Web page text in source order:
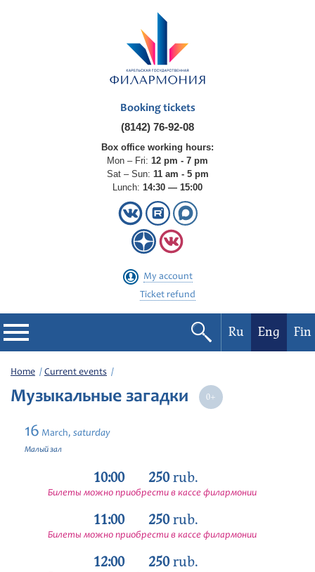
Booking tickets
(8142) 76-92-08
Box office working hours:
Mon – Fri: 12 pm - 7 pm
Sat – Sun: 11 am - 5 pm
Lunch: 14:30 — 15:00
My account
Ticket refund
Philharmonic
Current events
Festivals
Ru Eng Fin
Home Current events
Музыкальные загадки
16 March, saturday
Малый зал
10:00 250rub.
Билеты можно приобрести в кассе филармонии
11:00 250rub.
Билеты можно приобрести в кассе филармонии
12:00 250rub.